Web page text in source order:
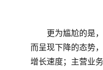
更为尴尬的是，
而呈现下降的态势
增长速度；主营业